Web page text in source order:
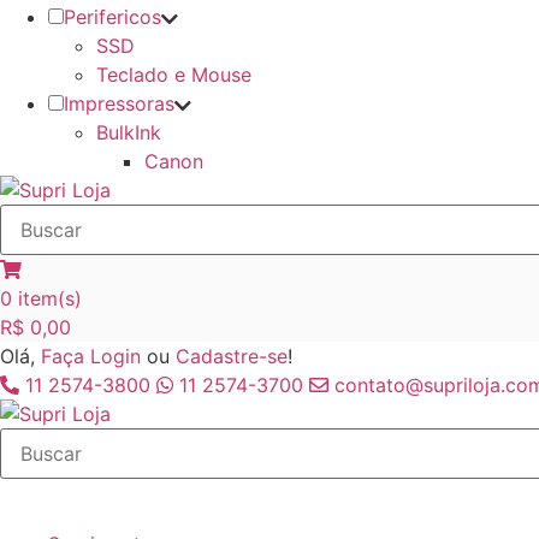
Perifericos
SSD
Teclado e Mouse
Impressoras
BulkInk
Canon
0 item(s)
R$ 0,00
Olá, Faça Login ou Cadastre-se!
11 2574-3800
11 2574-3700